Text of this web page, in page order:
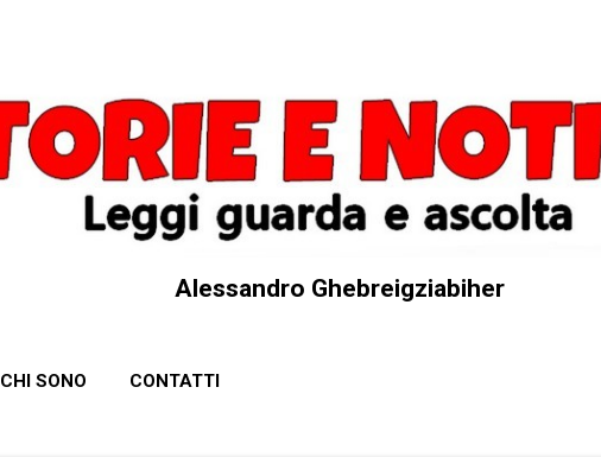
Alessandro Ghebreigziabiher
CHI SONO CONTATTI